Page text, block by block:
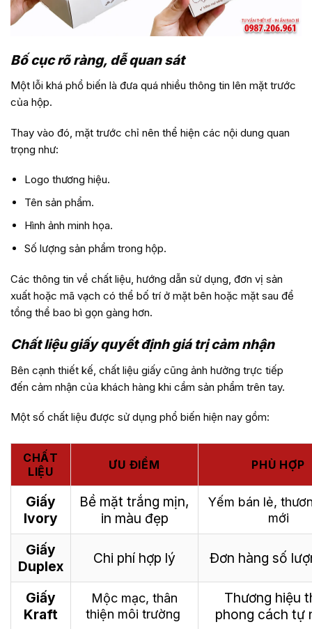
Bố cục rõ ràng, dễ quan sát
Một lỗi khá phổ biến là đưa quá nhiều thông tin lên mặt trước
của hộp.
Thay vào đó, mặt trước chỉ nên thể hiện các nội dung quan
trọng như:
Logo thương hiệu.
Tên sản phẩm.
Hình ảnh minh họa.
Số lượng sản phẩm trong hộp.
Các thông tin về chất liệu, hướng dẫn sử dụng, đơn vị sản
xuất hoặc mã vạch có thể bố trí ở mặt bên hoặc mặt sau để
tổng thể bao bì gọn gàng hơn.
Chất liệu giấy quyết định giá trị cảm nhận
Bên cạnh thiết kế, chất liệu giấy cũng ảnh hưởng trực tiếp
đến cảm nhận của khách hàng khi cầm sản phẩm trên tay.
Một số chất liệu được sử dụng phổ biến hiện nay gồm:
CHẤT
LIỆU
ƯU ĐIỂM PHÙ HỢP
Giấy
Ivory
Bề mặt trắng mịn,
in màu đẹp
Yếm bán lẻ,
mới
Giấy
Duplex
Chi phí hợp lý Đơn hàng số
Giấy
Kraft
Mộc mạc, thân
thiện môi trường
Thương hiệu
phong cách tự